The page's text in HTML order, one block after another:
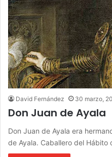
David Fernández 30 marzo,
Don Juan de Ayala
Don Juan de Ayala era
de Ayala. Caballero del